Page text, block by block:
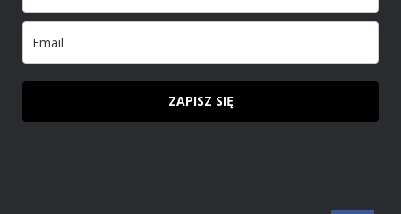
ZAPISZ SIĘ